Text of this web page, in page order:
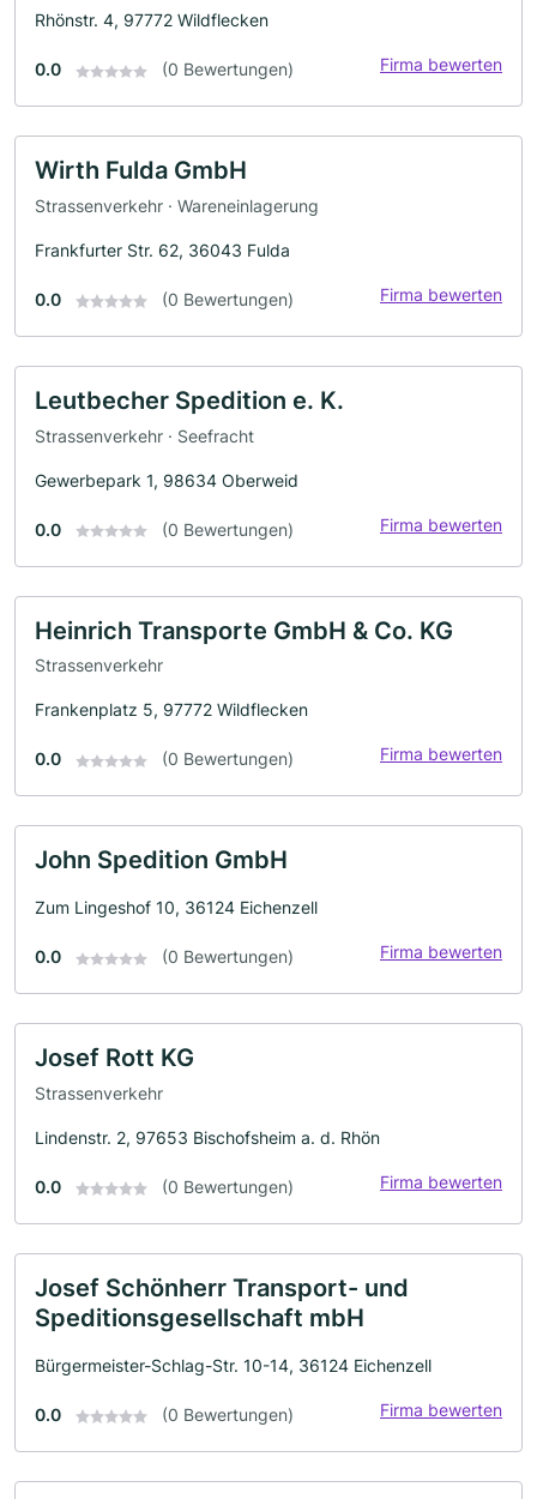
Rhönstr. 4, 97772 Wildflecken
0.0 (0 Bewertungen) Firma bewerten
Wirth Fulda GmbH
Strassenverkehr · Wareneinlagerung
Frankfurter Str. 62, 36043 Fulda
0.0 (0 Bewertungen) Firma bewerten
Leutbecher Spedition e. K.
Strassenverkehr · Seefracht
Gewerbepark 1, 98634 Oberweid
0.0 (0 Bewertungen) Firma bewerten
Heinrich Transporte GmbH & Co. KG
Strassenverkehr
Frankenplatz 5, 97772 Wildflecken
0.0 (0 Bewertungen) Firma bewerten
John Spedition GmbH
Zum Lingeshof 10, 36124 Eichenzell
0.0 (0 Bewertungen) Firma bewerten
Josef Rott KG
Strassenverkehr
Lindenstr. 2, 97653 Bischofsheim a. d. Rhön
0.0 (0 Bewertungen) Firma bewerten
Josef Schönherr Transport- und
Speditionsgesellschaft mbH
Bürgermeister-Schlag-Str. 10-14, 36124 Eichenzell
0.0 (0 Bewertungen) Firma bewerten